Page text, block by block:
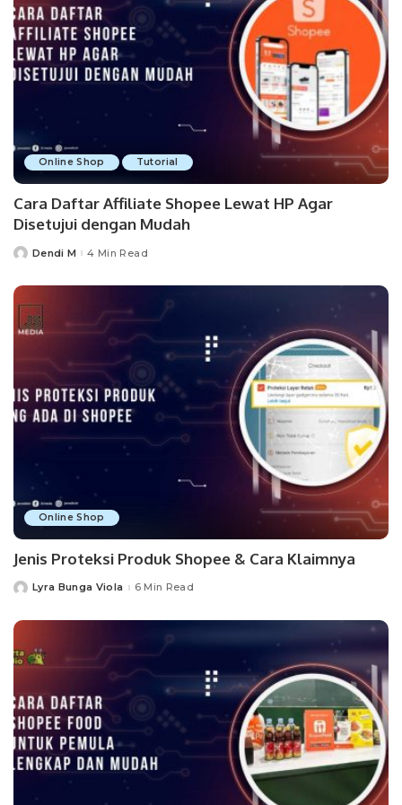
Online Shop Tutorial
Cara Daftar Affiliate Shopee Lewat HP Agar
Disetujui dengan Mudah
PostedDendi M 4 Min Read
Online Shop
Jenis Proteksi Produk Shopee & Cara Klaimnya
PostedLyra Bunga Viola 6 Min Read